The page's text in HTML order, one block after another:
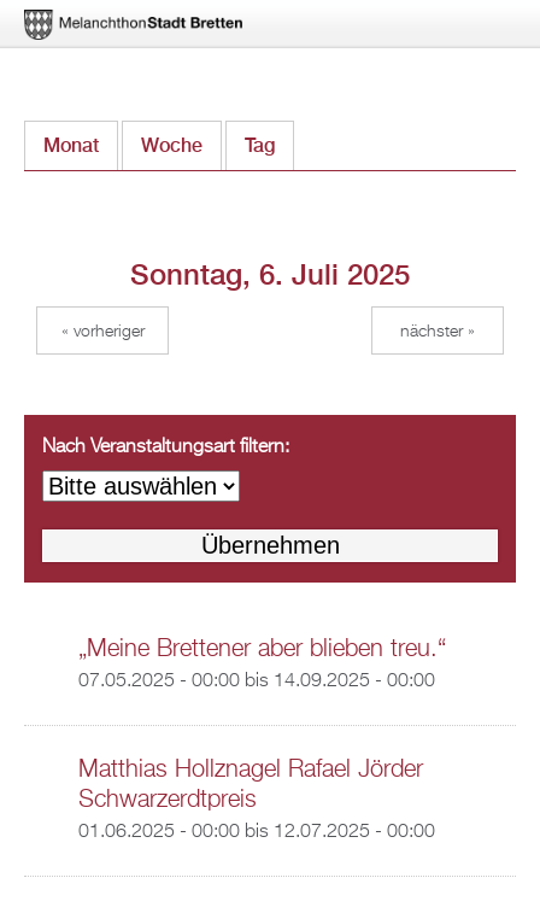
zum
Monat Woche Tag
Sonntag, 6. Juli 2025
« vorheriger nächster »
Nach Veranstaltungsart filtern:
„Meine Brettener aber blieben treu.“
07.05.2025 - 00:00bis 14.09.2025 - 00:00
Matthias Hollznagel Rafael Jörder
Schwarzerdtpreis
01.06.2025 - 00:00bis 12.07.2025 - 00:00